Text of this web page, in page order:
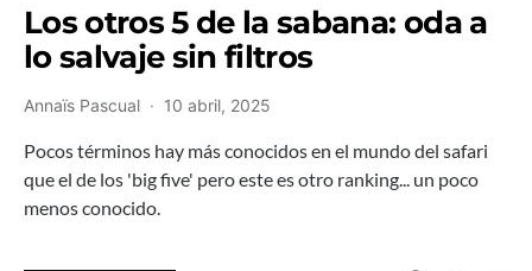
Los otros 5 de la sabana: oda a
lo salvaje sin filtros
Annaïs Pascual 10 abril, 2025
Pocos términos hay más conocidos en el mundo del safari
que el de los 'big five' pero este es otro ranking... un poco
menos conocido.